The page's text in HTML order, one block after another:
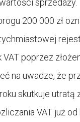
200 000 zł
poprzez
na uwadze, że
skutkuje utratą
VAT już od